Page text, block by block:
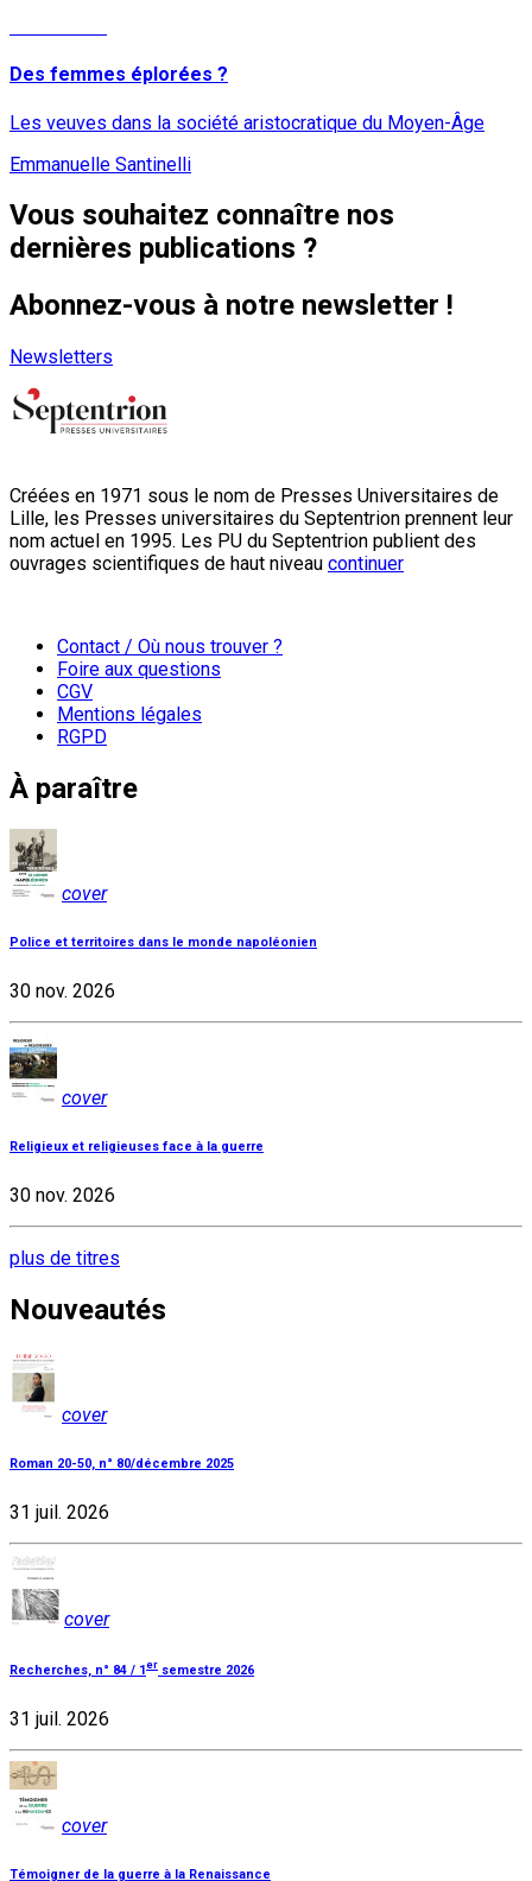
Des femmes éplorées ?
Les veuves dans la société aristocratique du Moyen-Âge
Emmanuelle Santinelli
Vous souhaitez connaître nos
dernières publications ?
Abonnez-vous à notre newsletter !
Newsletters
Créées en 1971 sous le nom de Presses Universitaires de
Lille, les Presses universitaires du Septentrion prennent leur
nom actuel en 1995. Les PU du Septentrion publient des
ouvrages scientifiques de haut niveau continuer
Contact / Où nous trouver ?
Foire aux questions
CGV
Mentions légales
RGPD
À paraître
cover
Police et territoires dans le monde napoléonien
30 nov. 2026
cover
Religieux et religieuses face à la guerre
30 nov. 2026
plus de titres
Nouveautés
cover
Roman 20-50, n° 80/décembre 2025
31 juil. 2026
cover
Recherches, n° 84 / 1 er semestre 2026
31 juil. 2026
cover
Témoigner de la guerre à la Renaissance